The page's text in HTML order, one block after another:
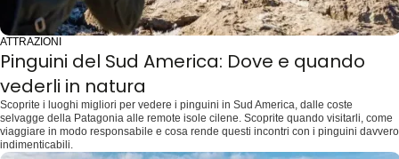
ATTRAZIONI
Pinguini del Sud America: Dove e quando
vederli in natura
Scoprite i luoghi migliori per vedere i pinguini in Sud America, dalle coste
selvagge della Patagonia alle remote isole cilene. Scoprite quando visitarli, come
viaggiare in modo responsabile e cosa rende questi incontri con i pinguini davvero
indimenticabili.